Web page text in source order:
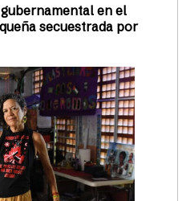
en el
secuestrada por